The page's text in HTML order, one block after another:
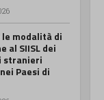
modalità di
al SIISL dei
stranieri
Paesi di